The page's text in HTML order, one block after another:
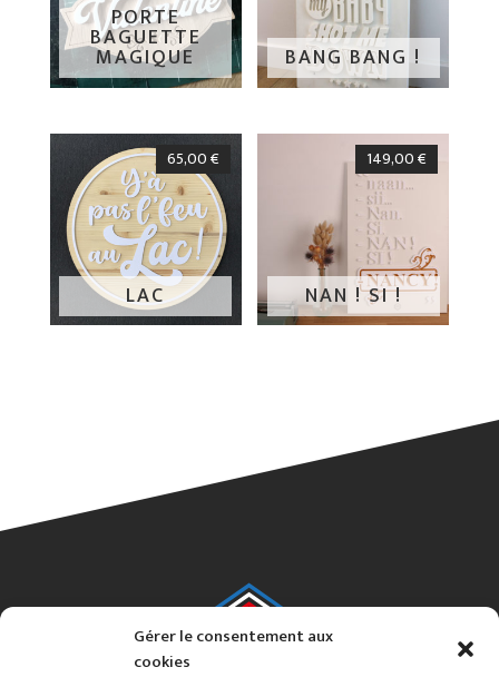
Gérer le consentement aux
cookies
PORTE
BAGUETTE
MAGIQUE BANG BANG !
LAC
65,00€
NAN ! SI !
149,00€